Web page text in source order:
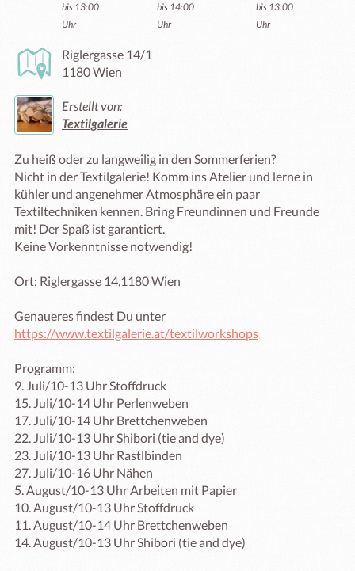
bis 13:00
Uhr
bis 14:00
Uhr
bis 13:00
Uhr
Riglergasse 14/1
1180 Wien
Erstellt von:
Textilgalerie
Zu heiß oder zu langweilig in den Sommerferien?
Nicht in der Textilgalerie! Komm ins Atelier und lerne in
kühler und angenehmer Atmosphäre ein paar
Textiltechniken kennen. Bring Freundinnen und Freunde
mit! Der Spaß ist garantiert.
Keine Vorkenntnisse notwendig!
Ort: Riglergasse 14,1180 Wien
https://www.textilgalerie.at/textilworkshops
Programm:
9. Juli/10-13 Uhr Stoffdruck
15. Juli/10-14 Uhr Perlenweben
17. Juli/10-14 Uhr Brettchenweben
22. Juli/10-13 Uhr Shibori (tie and dye)
23. Juli/10-13 Uhr Rastlbinden
27. Juli/10-16 Uhr Nähen
5. August/10-13 Uhr Arbeiten mit Papier
10. August/10-13 Uhr Stoffdruck
11. August/10-14 Uhr Brettchenweben
14. August/10-13 Uhr Shibori (tie and dye)